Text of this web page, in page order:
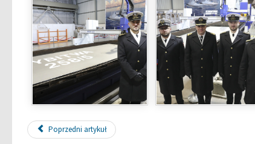
Poprzedni artykuł